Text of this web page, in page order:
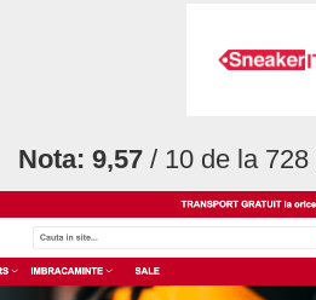
Nota: 9,57 / 10 de la 728